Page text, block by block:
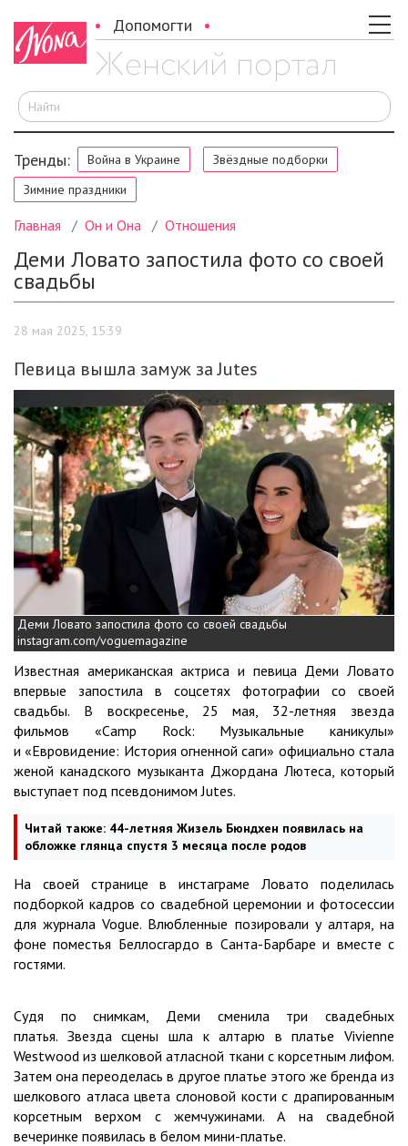
Допомогти
Тренды: Война в Украине
Звёздные подборки
Зимние праздники
Главная Он и Она Отношения
Деми Ловато запостила фото со своей
свадьбы
28 мая 2025, 15:39
Певица вышла замуж за Jutes
Деми Ловато запостила фото со своей свадьбы
instagram.com/voguemagazine
Известная американская актриса и певица Деми Ловато
впервые запостила в соцсетях фотографии со своей
свадьбы. В воскресенье, 25 мая, 32-летняя звезда
фильмов «Camp Rock: Музыкальные каникулы»
и «Евровидение: История огненной саги» официально стала
женой канадского музыканта Джордана Лютеса, который
выступает под псевдонимом Jutes.
Читай также: 44-летняя Жизель Бюндхен появилась на
обложке глянца спустя 3 месяца после родов
На своей странице в инстаграме Ловато поделилась
подборкой кадров со свадебной церемонии и фотосессии
для журнала Vogue. Влюбленные позировали у алтаря, на
фоне поместья Беллосгардо в Санта-Барбаре и вместе с
гостями.
Судя по снимкам, Деми сменила три свадебных
платья. Звезда сцены шла к алтарю в платье Vivienne
Westwood из шелковой атласной ткани с корсетным лифом.
Затем она переоделась в другое платье этого же бренда из
шелкового атласа цвета слоновой кости с драпированным
корсетным верхом с жемчужинами. А на свадебной
вечеринке появилась в белом мини-платье.